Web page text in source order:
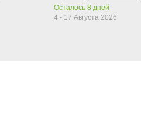
Осталось 8 дней
4 - 17 Августа 2026